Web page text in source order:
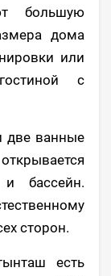
большую
дома
или
с
две ванные
бассейн.
сторон.
есть